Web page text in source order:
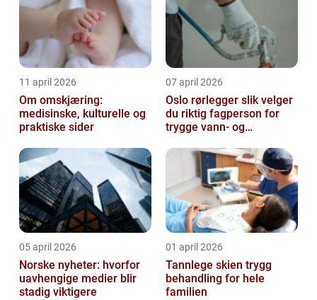
11 april 2026
Om omskjæring:
medisinske, kulturelle og
praktiske sider
07 april 2026
Oslo rørlegger slik velger
du riktig fagperson for
trygge vann- og
05 april 2026
Norske nyheter: hvorfor
uavhengige medier blir
stadig viktigere
01 april 2026
Tannlege skien trygg
behandling for hele
familien